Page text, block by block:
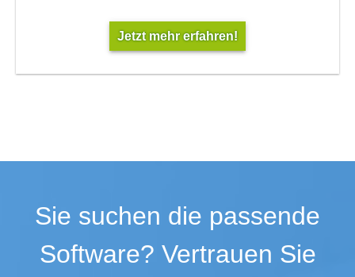
Jetzt mehr erfahren!
Sie suchen die passende
Software? Vertrauen Sie